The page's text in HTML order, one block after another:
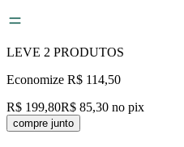
LEVE 2 PRODUTOS
Economize R$ 114,50
R$ 199,80R$ 85,30 no pix
compre junto